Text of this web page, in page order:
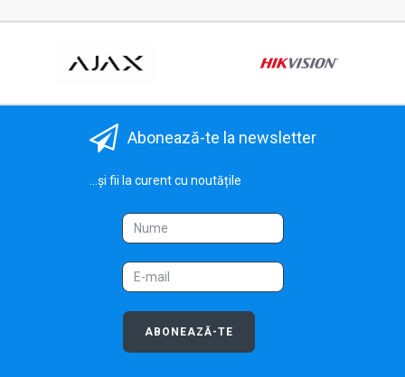
Abonează-te la newsletter
...și fii la curent cu noutățile
ABONEAZĂ-TE